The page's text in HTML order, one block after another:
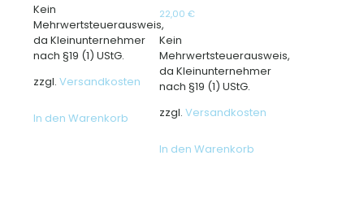
Kein
Mehrwertsteuerausweis,
da Kleinunternehmer
nach §19 (1) UStG.
zzgl. Versandkosten
In den Warenkorb
22,00€
Kein
Mehrwertsteuerausweis,
da Kleinunternehmer
nach §19 (1) UStG.
zzgl.Versandkosten
In den Warenkorb